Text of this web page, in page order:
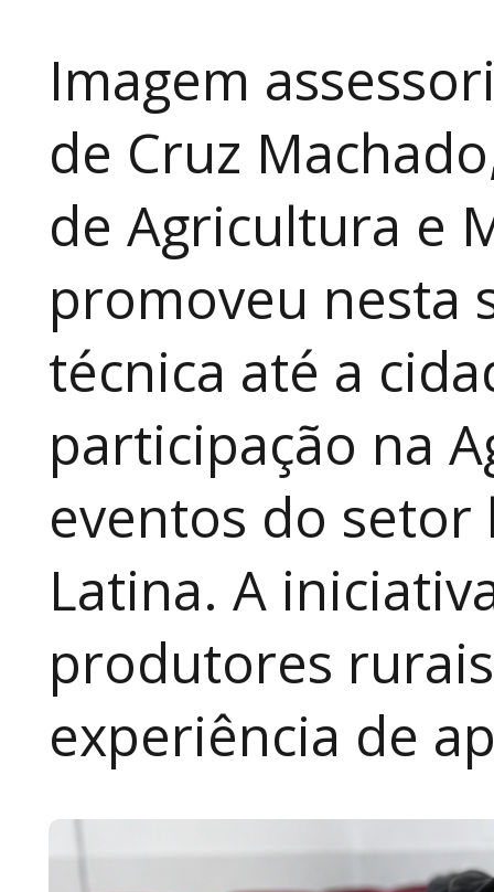
Imagem
de Cruz
de Agricultura e
promoveu nesta
técnica até a
participação na
eventos do
Latina. A
produtores
experiência de